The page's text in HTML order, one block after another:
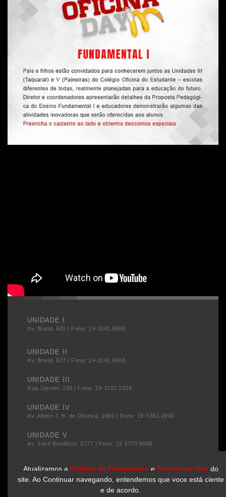
Atualizamos a Política de Privacidadee Termos de Uso do
site. Ao Continuar navegando, entendemos que voce está ciente
e de acordo.
UNIDADE I
Av. Brasil, 601 | Fone: 19-3241.6688
UNIDADE II
Av. Brasil, 627 | Fone: 19-3241.6688
UNIDADE III
Rua Jasmin, 700 | Fone: 19-3722.2324
UNIDADE IV
Av. Albino J. B. de Oliveira, 1600 | Fone: 19-3381.1900
UNIDADE V
Av. José Bonifácio, 2777 | Fone: 19 3770.6688